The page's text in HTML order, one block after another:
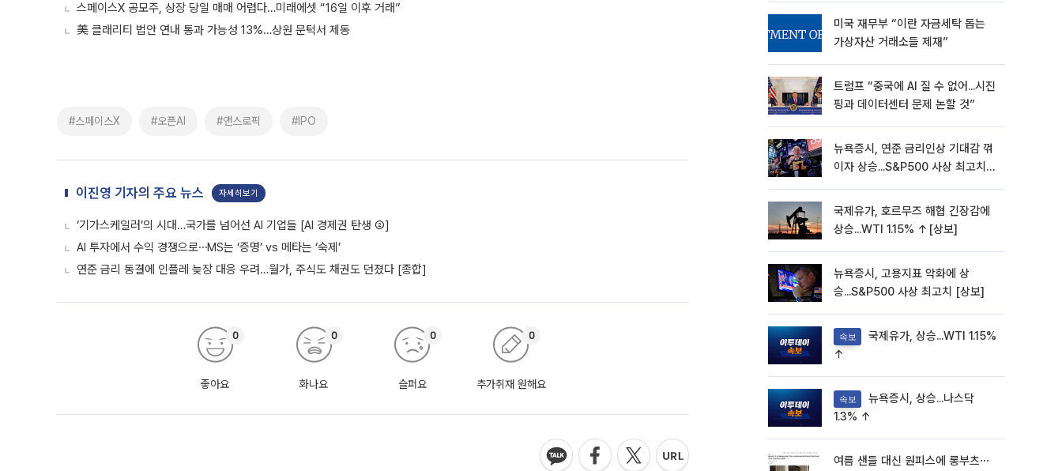
스페이스X 공모주, 상장 당일 매매 어렵다…미래에셋 “16일 이후 거래”
美 클래리티 법안 연내 통과 가능성 13%…상원 문턱서 제동
#스페이스X #오픈AI #앤스로픽 #IPO
이진영 기자의 주요 뉴스 자세히보기
‘기가스케일러’의 시대…국가를 넘어선 AI 기업들 [AI 경제권 탄생 ②]
AI 투자에서 수익 경쟁으로⋯MS는 ‘증명’ vs 메타는 ‘숙제’
연준 금리 동결에 인플레 늦장 대응 우려…월가, 주식도 채권도 던졌다 [종합]
좋아요
0
화나요
0
슬퍼요
0
추가취재 원해요
0
미국 재무부 “이란 자금세탁 돕는
가상자산 거래소들 제재”
트럼프 “중국에 AI 질 수 없어...시진
핑과 데이터센터 문제 논할 것”
뉴욕증시, 연준 금리인상 기대감 꺾
이자 상승...S&P500 사상 최고치
국제유가, 호르무즈 해협 긴장감에
상승...WTI 1.15% ↑[상보]
뉴욕증시, 고용지표 악화에 상
승...S&P500 사상 최고치 [상보]
속보
↑
속보
1.3% ↑
여름 샌들 대신 원피스에 롱부츠⋯